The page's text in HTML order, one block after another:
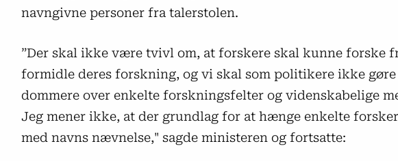
navngivne personer fra talerstolen.
”Der skal ikke være tvivl om, at forskere skal kunne forske
formidle deres forskning, og vi skal som politikere ikke
dommere over enkelte forskningsfelter og videnskabelige
Jeg mener ikke, at der grundlag for at hænge enkelte
med navns nævnelse," sagde ministeren og fortsatte: